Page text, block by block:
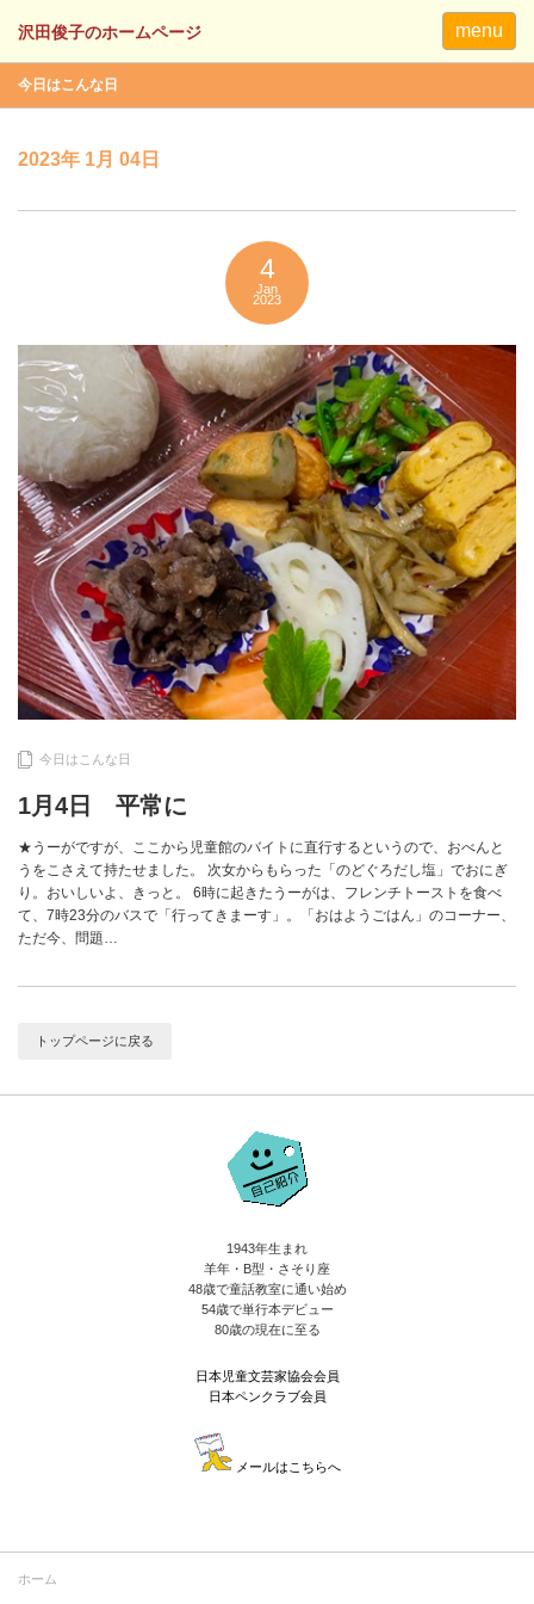
menu
今日はこんな日
2023年 1月 04日
4
Jan
2023
今日はこんな日
1月4日 平常に
★うーがですが、ここから児童館のバイトに直行するというので、おべんと
うをこさえて持たせました。 次女からもらった「のどぐろだし塩」でおにぎ
り。おいしいよ、きっと。 6時に起きたうーがは、フレンチトーストを食べ
て、7時23分のバスで「行ってきまーす」。「おはようごはん」のコーナー、
ただ今、問題…
トップページに戻る
1943年生まれ
羊年・B型・さそり座
48歳で童話教室に通い始め
54歳で単行本デビュー
80歳の現在に至る
日本児童文芸家協会会員
日本ペンクラブ会員
メールはこちらへ
ホーム